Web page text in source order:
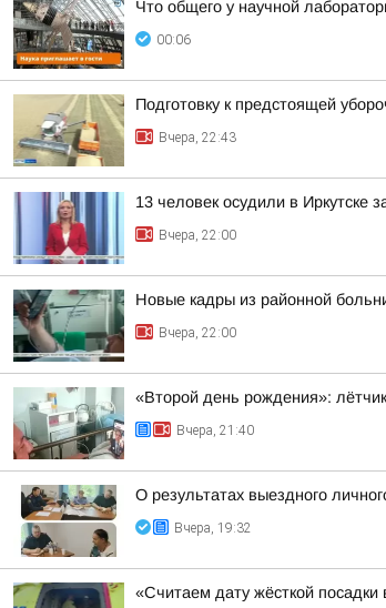
Что общего у научной
00:06
Подготовку к предстоящей
Вчера, 22:43
13 человек осудили в Иркутске
Вчера, 22:00
Новые кадры из районной
Вчера, 22:00
«Второй день рождения»:
Вчера, 21:40
О результатах выездного
Вчера, 19:32
«Считаем дату жёсткой